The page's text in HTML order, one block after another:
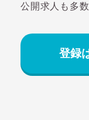
公開求人も多
登録